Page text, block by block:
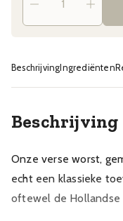
BeschrijvingIngrediënten
Beschrijving
Onze verse worst,
echt een klassieke
oftewel de Hollandse